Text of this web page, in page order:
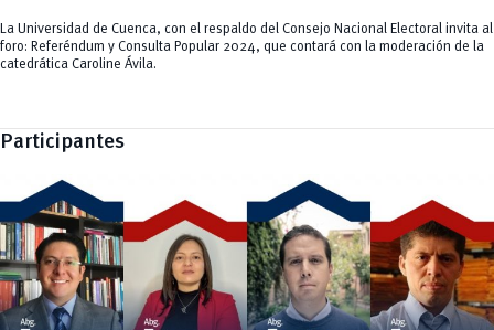
La Universidad de Cuenca, con el respaldo del Consejo Nacional Electoral invita al
foro: Referéndum y Consulta Popular 2024, que contará con la moderación de la
catedrática Caroline Ávila.
Participantes